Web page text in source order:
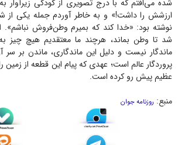
شده می‌افتم که با درج تصویری از کودکی زیرآوار
ارزشش را داشت!» و به خاطر آوردم جمله یکی از
نوشته بود: «خدا کند که بمیرم وطن‌فروش نباشم».
شد تا وطن بماند، هرچند ما معتقدیم هیچ چیز
ماندگار نیست و دلیل این ماندگاری، ماندن بر سر
پروردگار عالم است؛ عهدی که پیام این قطعه از
عظیم پیش رو کرده است.
منبع: روزنامه جوان